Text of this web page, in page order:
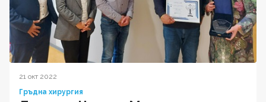
21 окт 2022
Гръдна хирургия